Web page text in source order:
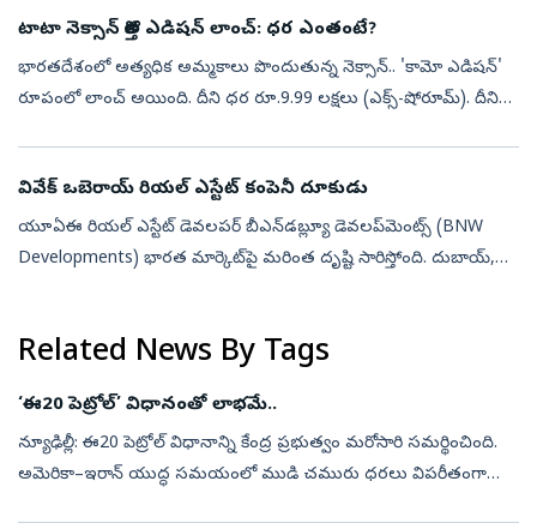
టాటా నెక్సాన్ కొత్త ఎడిషన్ లాంచ్: ధర ఎంతంటే?
భారతదేశంలో అత్యధిక అమ్మకాలు పొందుతున్న నెక్సాన్.. 'కామో ఎడిషన్‌'
రూపంలో లాంచ్ అయింది. దీని ధర రూ.9.99 లక్షలు (ఎక్స్-షోరూమ్). దీనికి
వివేక్‌ ఒబెరాయ్ రియల్ ఎస్టేట్ కంపెనీ దూకుడు
యూఏఈ రియల్ ఎస్టేట్ డెవలపర్ బీఎన్‌డబ్ల్యూ డెవలప్‌మెంట్స్‌ (BNW
Developments) భారత మార్కెట్‌పై మరింత దృష్టి సారిస్తోంది. దుబాయ్,
Related News By Tags
‘ఈ20 పెట్రోల్‌’ విధానంతో లాభమే..
న్యూఢిల్లీ: ఈ20 పెట్రోల్‌ విధానాన్ని కేంద్ర ప్రభుత్వం మరోసారి సమర్థించింది.
అమెరికా–ఇరాన్‌ యుద్ధ సమయంలో ముడి చమురు ధరలు విపరీతంగా